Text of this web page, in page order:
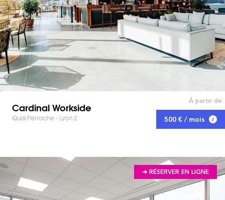
Cardinal Workside
Quai Perrache - Lyon 2
À partir de
500 € / mois
➔ RÉSERVER EN LIGNE